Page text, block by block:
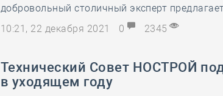
добровольный столичный эксперт
10:21, 22 декабря 2021
0 2345
Технический Совет НОСТРОЙ
в уходящем году